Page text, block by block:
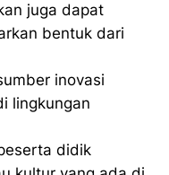
juga dapat
bentuk dari
inovasi
lingkungan
didik